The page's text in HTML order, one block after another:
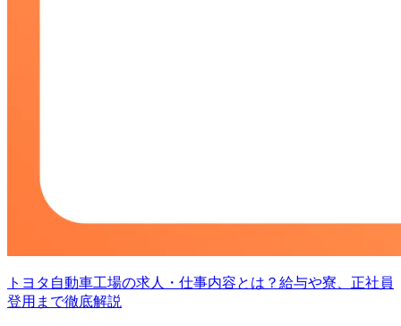
トヨタ自動車工場の求人・仕事内容とは？給与や寮、正社員
登用まで徹底解説